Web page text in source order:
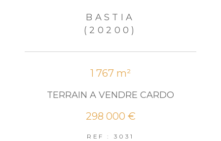
BASTIA
(20200)
1 767 m²
TERRAIN A VENDRE CARDO
298 000 €
REF : 3031